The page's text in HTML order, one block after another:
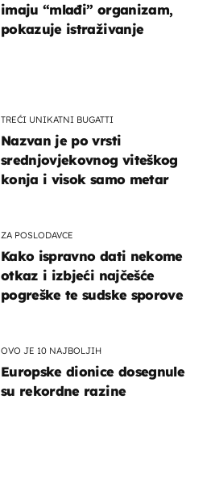
imaju “mlađi” organizam,
pokazuje istraživanje
TREĆI UNIKATNI BUGATTI
Nazvan je po vrsti
srednjovjekovnog viteškog
konja i visok samo metar
ZA POSLODAVCE
Kako ispravno dati nekome
otkaz i izbjeći najčešće
pogreške te sudske sporove
OVO JE 10 NAJBOLJIH
Europske dionice dosegnule
su rekordne razine